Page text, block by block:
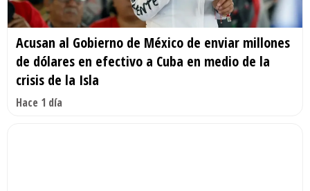
Acusan al Gobierno de México de enviar millones
de dólares en efectivo a Cuba en medio de la
crisis de la Isla
Hace 1 día